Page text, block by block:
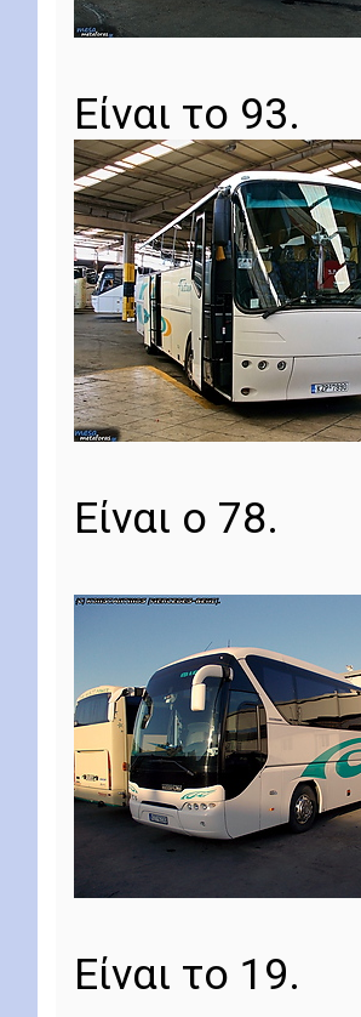
Είναι το 93.
Είναι ο 78.
Είναι το 19.